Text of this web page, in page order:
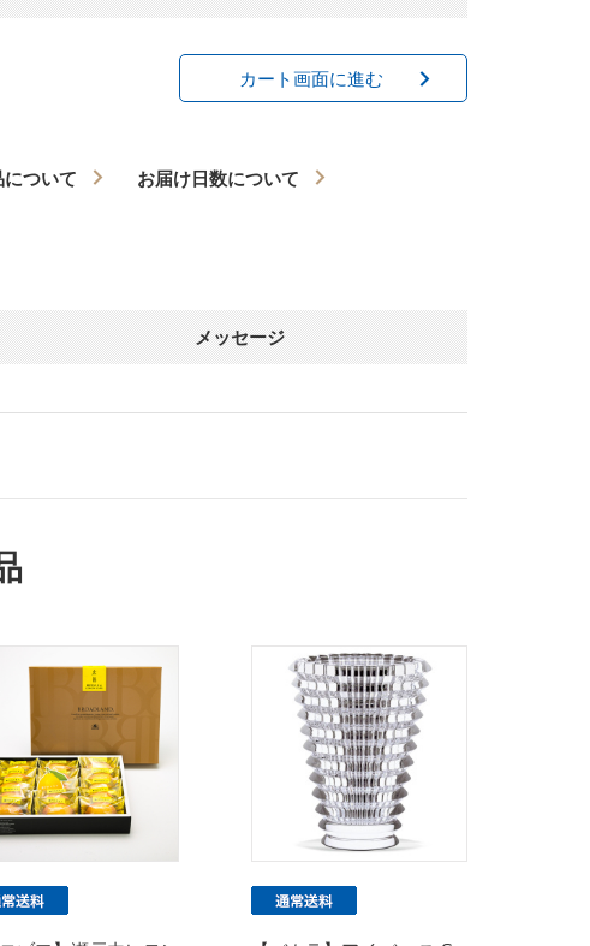
カート画面に進む
について お届け日数について
メッセージ